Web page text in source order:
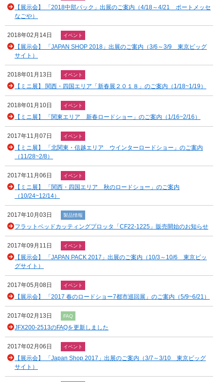
【展示会】 「2018中部パック」出展のご案内（4/18～4/21 ポートメッセ
なごや）
2018年02月14日 イベント
【展示会】 「JAPAN SHOP 2018」出展のご案内（3/6～3/9 東京ビッグ
サイト）
2018年01月13日 イベント
【ミニ展】 関西・四国エリア「新春展２０１８」のご案内（1/18~1/19）
2018年01月10日 イベント
【ミニ展】 「関東エリア 新春ロードショー」のご案内（1/16~2/16）
2017年11月07日 イベント
【ミニ展】 「北関東・信越エリア ウインターロードショー」のご案内
（11/28~2/8）
2017年11月06日 イベント
【ミニ展】 「関西・四国エリア 秋のロードショー」のご案内
（10/24~12/14）
2017年10月03日 製品情報
フラットベッドカッティングプロッタ「CF22-1225」販売開始のお知らせ
2017年09月11日 イベント
【展示会】 「JAPAN PACK 2017」出展のご案内（10/3～10/6 東京ビッ
グサイト）
2017年05月08日 イベント
【展示会】 「2017 春のロードショー7都市巡回展」のご案内（5/9~6/21）
2017年02月13日 FAQ
JFX200-2513のFAQを更新しました
2017年02月06日 イベント
【展示会】 「Japan Shop 2017」出展のご案内（3/7～3/10 東京ビッグ
サイト）